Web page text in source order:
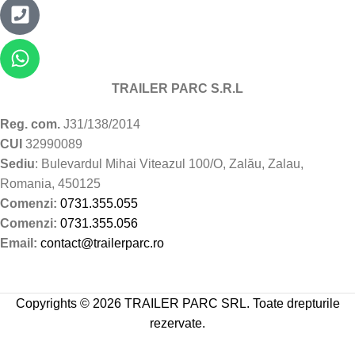
TRAILER PARC S.R.L
Reg. com. J31/138/2014
CUI 32990089
Sediu: Bulevardul Mihai Viteazul 100/O, Zalău, Zalau,
Romania, 450125
Comenzi: 0731.355.055
Comenzi: 0731.355.056
Email: contact@trailerparc.ro
Copyrights © 2026 TRAILER PARC SRL. Toate drepturile
rezervate.